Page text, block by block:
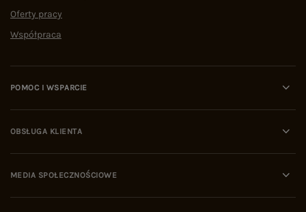
Oferty pracy
Współpraca
POMOC I WSPARCIE
OBSŁUGA KLIENTA
MEDIA SPOŁECZNOŚCIOWE